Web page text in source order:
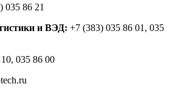
035 86 21
и ВЭД: +7 (383) 035 86 01, 035
035 86 00